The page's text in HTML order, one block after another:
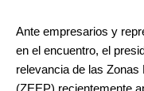
Ante empresarios y
en el encuentro, el
relevancia de las